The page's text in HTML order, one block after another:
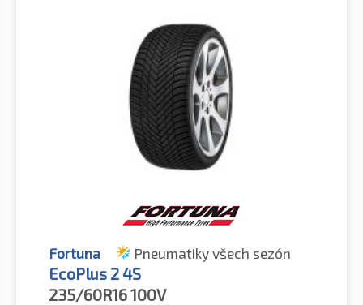
Fortuna Pneumatiky všech sezón
EcoPlus 2 4S
235/60R16100V